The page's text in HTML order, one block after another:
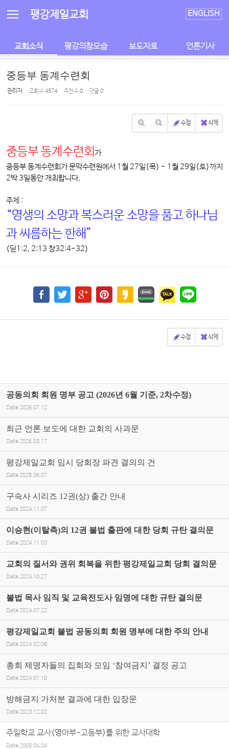
평강제일교회 ENGLISH
교회소식 평강의참모습 보도자료 언론기사
중등부 동계수련회
관리자 조회 수4574 추천 수0 댓글0
수정 삭제
중등부 동계수련회 가
중등부 동계수련회가 문막수련원에서 1월 27일(목) - 1월 29일(토)까지
2박 3일동안 개최합니다.
주제 :
“영생의 소망과 복스러운 소망을 품고 하나님
과 씨름하는 한해”
(딛1:2, 2:13 창32:4-32)
수정 삭제
공동의회 회원 명부 공고 (2026년 6월 기준, 2차수정)
Date 2026.07.12
최근 언론 보도에 대한 교회의 사과문
Date 2026.03.17
평강제일교회 임시 당회장 파견 결의의 건
Date 2025.06.07
구속사 시리즈 12권(상) 출간 안내
Date 2024.11.07
이승현(이탈측)의 12권 불법 출판에 대한 당회 규탄 결의문
Date 2024.11.03
교회의 질서와 권위 회복을 위한 평강제일교회 당회 결의문
Date 2024.10.27
불법 목사 임직 및 교육전도사 임명에 대한 규탄 결의문
Date 2024.07.22
평강제일교회 불법 공동의회 회원 명부에 대한 주의 안내
Date 2024.02.06
총회 제명자들의 집회와 모임 ‘참여금지’ 결정 공고
Date 2024.01.10
방해금지 가처분 결과에 대한 입장문
Date 2023.12.02
주일학교 교사(영아부-고등부)를 위한 교사대학
Date2005.04.04